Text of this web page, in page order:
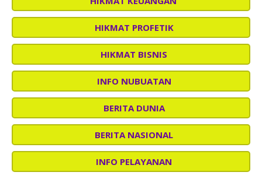
HIKMAT PROFETIK
HIKMAT BISNIS
INFO NUBUATAN
BERITA DUNIA
BERITA NASIONAL
INFO PELAYANAN